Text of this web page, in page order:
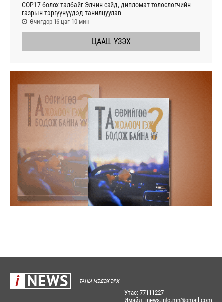
СОР17 болох талбайг Элчин сайд, дипломат төлөөлөгчийн
газрын тэргүүнүүдэд танилцуулав
Өчигдөр 16 цаг 10 мин
ЦААШ ҮЗЭХ
Утас: 77111227
Имэйл: inews.info.mn@gmail.com